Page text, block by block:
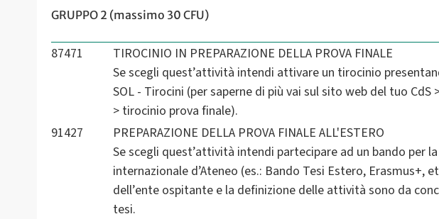
GRUPPO 2 (massimo 30 CFU)
87471
TIROCINIO IN PREPARAZIONE DELLA PROVA FINALE
Se scegli quest’attività intendi attivare un tirocinio
SOL - Tirocini (per saperne di più vai sul sito web del tuo CdS
> tirocinio prova finale).
91427
PREPARAZIONE DELLA PROVA FINALE ALL'ESTERO
Se scegli quest’attività intendi partecipare ad un bando per
internazionale d’Ateneo (es.: Bando Tesi Estero, Erasmus+,
dell’ente ospitante e la definizione delle attività sono da
tesi.